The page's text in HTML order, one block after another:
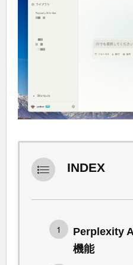
INDEX
Perplexity
機能